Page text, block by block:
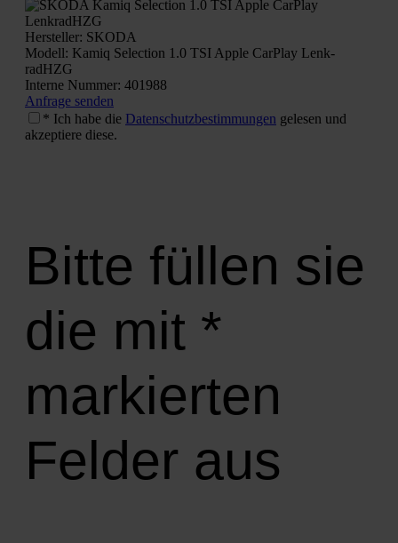
Her­stel­ler: SKODA
Modell: Kamiq Sel­ec­tion 1.0 TSI Apple Car­Play Lenk­
radHZG
Inter­ne Num­mer: 401988
Anfra­ge sen­den
* Ich habe die Daten­schutz­be­stim­mun­gen gele­sen und
akzep­tie­re die­se.
Bitte füllen sie
die mit *
markierten
Felder aus